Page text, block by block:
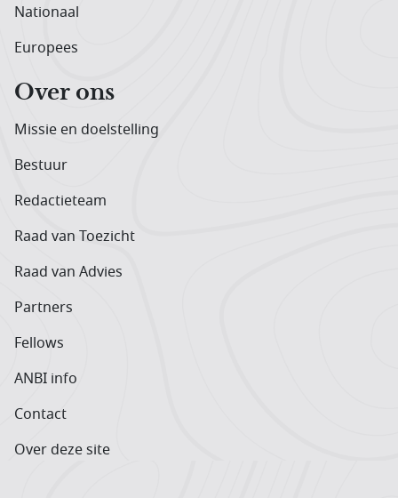
Nationaal
Europees
Over ons
Missie en doelstelling
Bestuur
Redactieteam
Raad van Toezicht
Raad van Advies
Partners
Fellows
ANBI info
Contact
Over deze site